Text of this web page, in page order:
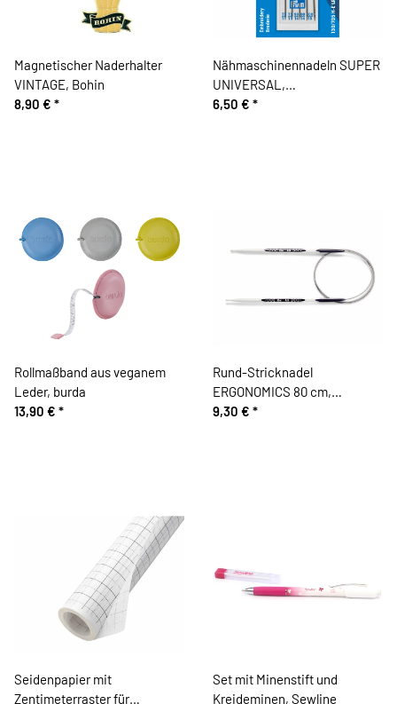
Magnetischer Naderhalter
VINTAGE, Bohin
8,90 € *
Nähmaschinennadeln SUPER
UNIVERSAL,
antihaftbeschichtet, Stärke
6,50 € *
Rollmaßband aus veganem
Leder, burda
13,90 € *
Rund-Stricknadel
ERGONOMICS 80 cm,
verschiedene Stärken, Prym
9,30 € *
Seidenpapier mit
Zentimeterraster für
Set mit Minenstift und
Kreideminen, Sewline